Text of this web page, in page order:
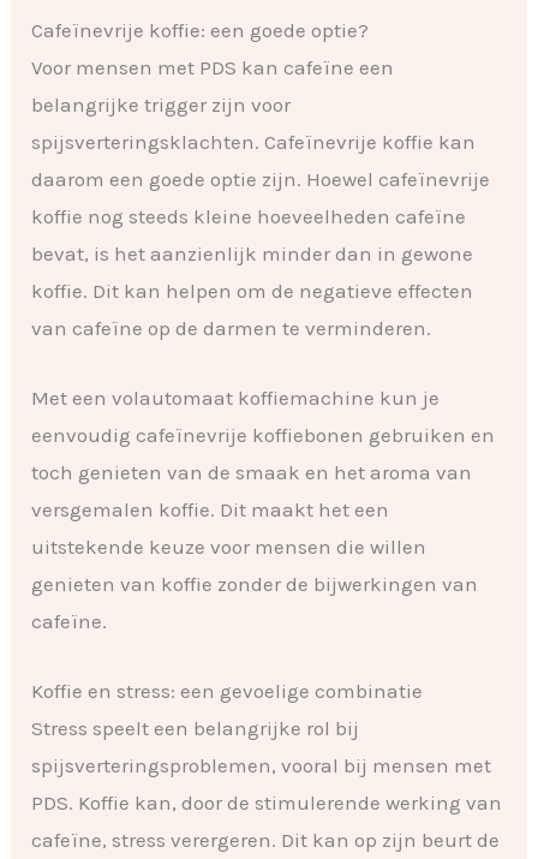
Cafeïnevrije koffie: een goede optie?
Voor mensen met PDS kan cafeïne een
belangrijke trigger zijn voor
spijsverteringsklachten. Cafeïnevrije koffie kan
daarom een goede optie zijn. Hoewel cafeïnevrije
koffie nog steeds kleine hoeveelheden cafeïne
bevat, is het aanzienlijk minder dan in gewone
koffie. Dit kan helpen om de negatieve effecten
van cafeïne op de darmen te verminderen.
Met een volautomaat koffiemachine kun je
eenvoudig cafeïnevrije koffiebonen gebruiken en
toch genieten van de smaak en het aroma van
versgemalen koffie. Dit maakt het een
uitstekende keuze voor mensen die willen
genieten van koffie zonder de bijwerkingen van
cafeïne.
Koffie en stress: een gevoelige combinatie
Stress speelt een belangrijke rol bij
spijsverteringsproblemen, vooral bij mensen met
PDS. Koffie kan, door de stimulerende werking van
cafeïne, stress verergeren. Dit kan op zijn beurt de